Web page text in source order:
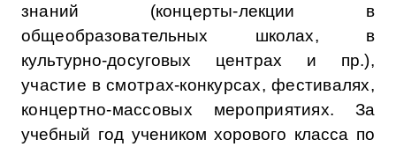
знаний (концерты-лекции в
общеобразовательных школах, в
культурно-досуговых центрах и пр.),
участие в смотрах-конкурсах, фестивалях,
концертно-массовых мероприятиях. За
учебный год учеником хорового класса по